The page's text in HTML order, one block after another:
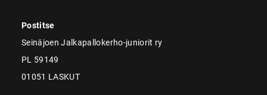
Postitse
Seinäjoen Jalkapallokerho-juniorit ry
PL 59149
01051 LASKUT